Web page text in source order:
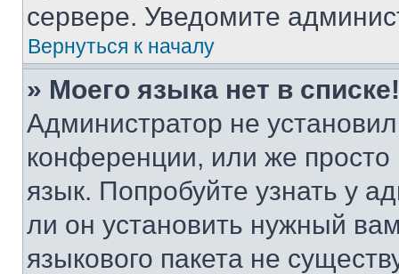
сервере. Уведомите
Вернуться к началу
» Моего языка нет в списке!
Администратор не
конференции, или же
язык. Попробуйте узнать у
ли он установить нужный
языкового пакета не